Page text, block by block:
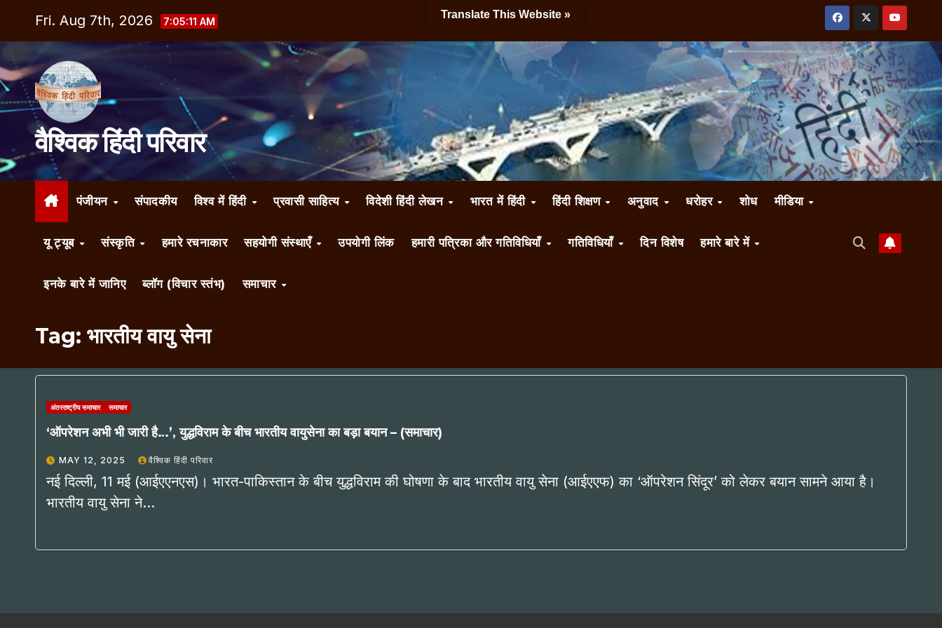
content
Fri. Aug 7th, 2026 7:05:12 AM
वैश्विक हिंदी परिवार
पंजीयन संपादकीय विश्व में हिंदी प्रवासी साहित्य विदेशी हिंदी लेखन भारत में हिंदी हिंदी शिक्षण अनुवाद धरोहर शोध मीडिया
यू ट्यूब संस्कृति हमारे रचनाकार सहयोगी संस्थाएँ उपयोगी लिंक हमारी पत्रिका और गतिविधियाँ गतिविधियाँ दिन विशेष हमारे बारे में
इनके बारे में जानिए ब्लॉग (विचार स्तंभ) समाचार
Tag: भारतीय वायु सेना
अंतरराष्ट्रीय समाचार समाचार
‘ऑपरेशन अभी भी जारी है…’, युद्धविराम के बीच भारतीय वायुसेना का बड़ा बयान – (समाचार)
MAY 12, 2025 वैश्विक हिंदी परिवार
नई दिल्ली, 11 मई (आईएएनएस)। भारत-पाकिस्तान के बीच युद्धविराम की घोषणा के बाद भारतीय वायु सेना (आईएएफ) का ‘ऑपरेशन सिंदूर’ को लेकर बयान सामने आया है।
भारतीय वायु सेना ने…
Translate This Website »